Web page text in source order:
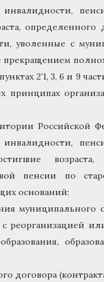
определенного
уволенные с
прекращением
2’1, 3, 6 и 9
принципах
Российской
возраста,
пенсии по
оснований:
муниципального
договора